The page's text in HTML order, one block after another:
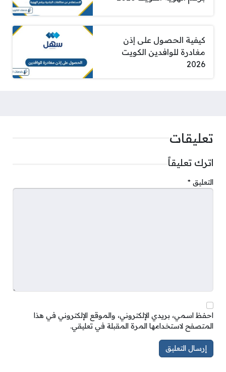
كيفية الحصول على إذن
مغادرة للوافدين الكويت
2026
تعليقات
اترك تعليقاً
التعليق *
احفظ اسمي، بريدي الإلكتروني، والموقع الإلكتروني في هذا
المتصفح لاستخدامها المرة المقبلة في تعليقي.